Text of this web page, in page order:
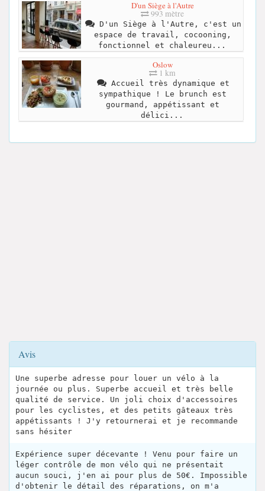
D'un Siège à l'Autre
993 mètre
D'un Siège à l'Autre, c'est un
espace de travail, cocooning,
fonctionnel et chaleureu...
Oslow
1 km
Accueil très dynamique et
sympathique ! Le brunch est
gourmand, appétissant et
délici...
Avis
Une superbe adresse pour louer un vélo à la
journée ou plus. Superbe accueil et très belle
qualité de service. Un joli choix d'accessoires
pour les cyclistes, et des petits gâteaux très
appétissants ! J'y retournerai et je recommande
sans hésiter
Expérience super décevante ! Venu pour faire un
léger contrôle de mon vélo qui ne présentait
aucun souci, j'en ai pour plus de 50€. Impossible
d'obtenir le détail des réparations, on m'a